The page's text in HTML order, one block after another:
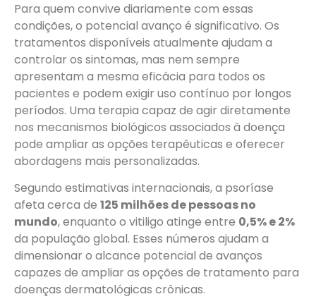
Para quem convive diariamente com essas
condições, o potencial avanço é significativo. Os
tratamentos disponíveis atualmente ajudam a
controlar os sintomas, mas nem sempre
apresentam a mesma eficácia para todos os
pacientes e podem exigir uso contínuo por longos
períodos. Uma terapia capaz de agir diretamente
nos mecanismos biológicos associados à doença
pode ampliar as opções terapêuticas e oferecer
abordagens mais personalizadas.
Segundo estimativas internacionais, a psoríase
afeta cerca de 125 milhões de pessoas no
mundo, enquanto o vitiligo atinge entre 0,5% e 2%
da população global. Esses números ajudam a
dimensionar o alcance potencial de avanços
capazes de ampliar as opções de tratamento para
doenças dermatológicas crônicas.